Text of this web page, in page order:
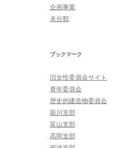
企画事業
未分類
ブックマーク
旧女性委員会サイト
青年委員会
歴史的建造物委員会
新川支部
富山支部
高岡支部